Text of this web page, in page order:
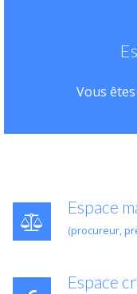
Vous
Espace
(procureur,
Espace